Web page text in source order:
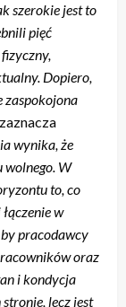
szerokie jest to
pięć
Dopiero,
zaspokojona
zaznacza
wynika, że
wolnego. W
to, co
w
pracodawcy
oraz
i kondycja
lecz jest